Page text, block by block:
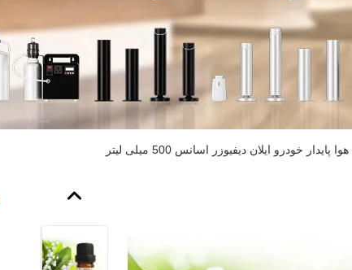
خودرو ایلان دیفیوزر اسانس 500 میلی لیتر